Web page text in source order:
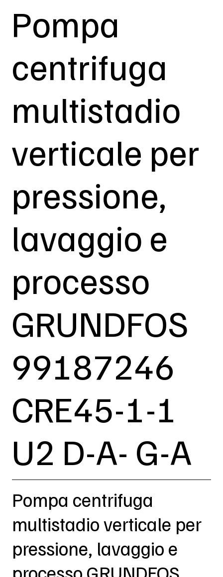
Pompa
centrifuga
multistadio
verticale per
pressione,
lavaggio e
processo
GRUNDFOS
99187246
CRE45-1-1
U2 D-A- G-A
Pompa centrifuga
multistadio verticale per
pressione, lavaggio e